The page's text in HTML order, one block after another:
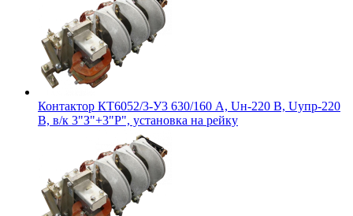
Контактор КТ6052/3-У3 630/160 А, Uн-220 В, Uупр-220
В, в/к 3"З"+3"Р", установка на рейку